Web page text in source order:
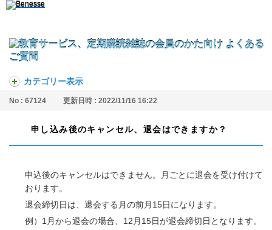
カテゴリー表示
No : 67124 更新日時 : 2022/11/16 16:22
申し込み後のキャンセル、退会はできますか？
申込後のキャンセルはできません。月ごとに退会を受け付けて
おります。​
退会締切日は、退会する月の前月15日になります。​
例）1月から退会の場合、12月15日が退会締切日となります。​